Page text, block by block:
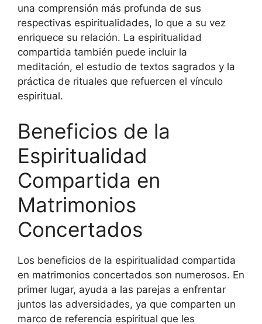
una comprensión más profunda de sus
respectivas espiritualidades, lo que a su vez
enriquece su relación. La espiritualidad
compartida también puede incluir la
meditación, el estudio de textos sagrados y la
práctica de rituales que refuercen el vínculo
espiritual.
Beneficios de la
Espiritualidad
Compartida en
Matrimonios
Concertados
Los beneficios de la espiritualidad compartida
en matrimonios concertados son numerosos. En
primer lugar, ayuda a las parejas a enfrentar
juntos las adversidades, ya que comparten un
marco de referencia espiritual que les